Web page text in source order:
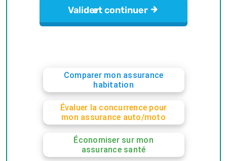
Comparer mon assurance
habitation
Évaluer la concurrence pour
mon assurance auto/moto
Économiser sur mon
assurance santé